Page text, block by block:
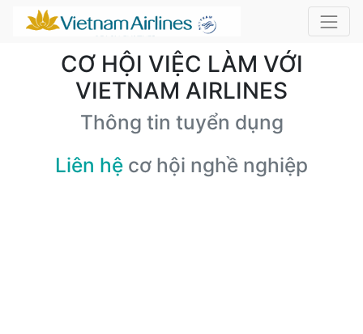
CƠ HỘI VIỆC LÀM VỚI
VIETNAM AIRLINES
Thông tin tuyển dụng
Liên hệ cơ hội nghề nghiệp